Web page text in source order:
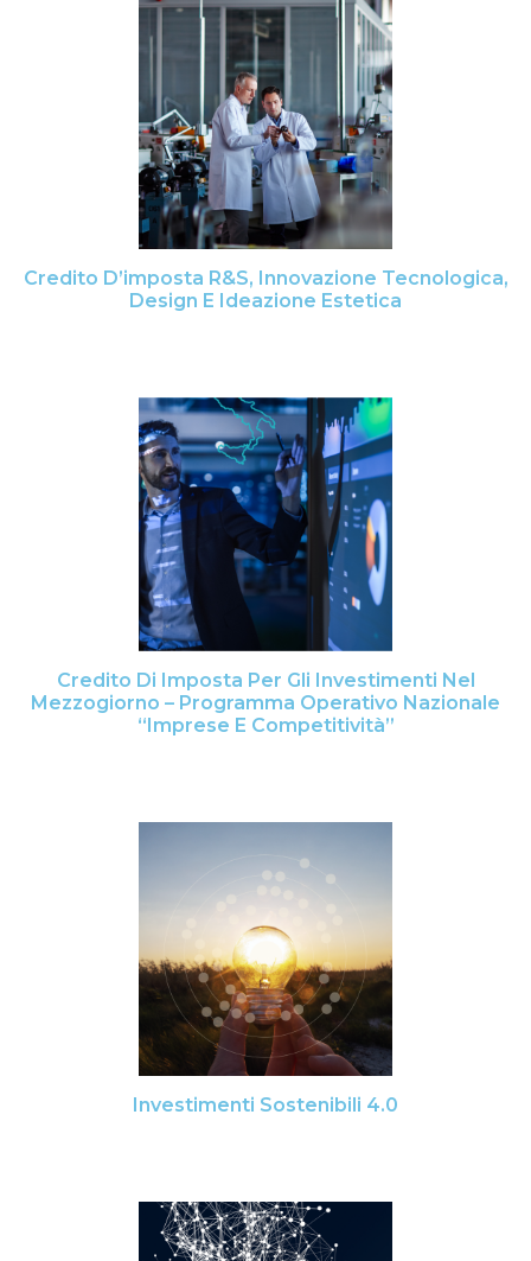
Credito D’imposta R&S, Innovazione Tecnologica,
Design E Ideazione Estetica
Credito Di Imposta Per Gli Investimenti Nel
Mezzogiorno – Programma Operativo Nazionale
“Imprese E Competitività”
Investimenti Sostenibili 4.0